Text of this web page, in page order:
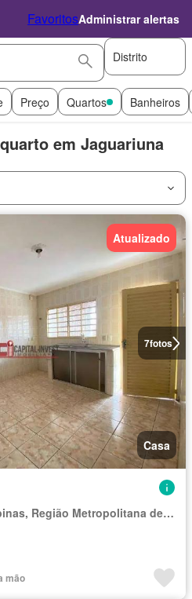
FavoritosAdministrar alertas
Distrito
Preço Quartos Banheiros
em Jaguariuna
7fotos
Atualizado
Casa
Região Imediata de Campinas, Região Metropolitana de Campinas
mão